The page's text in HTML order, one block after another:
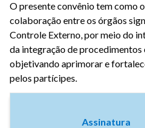
O presente convênio tem como
colaboração entre os órgãos
Controle Externo, por meio do
da integração de procedimentos
objetivando aprimorar e
pelos partícipes.
Assinatura